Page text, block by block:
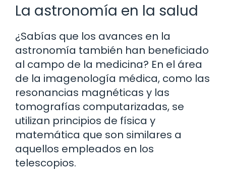
La astronomía en la salud
¿Sabías que los avances en la
astronomía también han beneficiado
al campo de la medicina? En el área
de la imagenología médica, como las
resonancias magnéticas y las
tomografías computarizadas, se
utilizan principios de física y
matemática que son similares a
aquellos empleados en los
telescopios.